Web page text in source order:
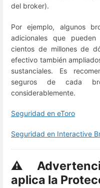
del broker).
Por ejemplo, algunos
adicionales que
cientos de millones de
efectivo también
sustanciales. Es
seguros de cada
considerablemente.
Seguridad en eToro
Seguridad en Interactive
⚠️
aplica la